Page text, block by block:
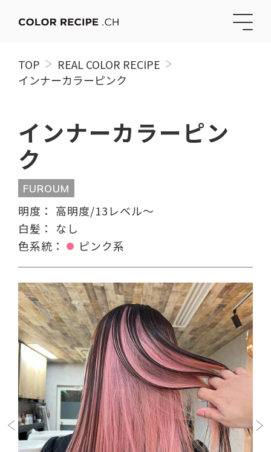
TOP
REAL COLOR RECIPE
インナーカラーピンク
インナーカラーピン
ク
FUROUM
明度： 高明度/13レベル〜
白髪： なし
色系統：
ピンク系